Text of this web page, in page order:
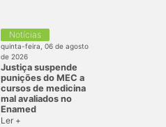
Notícias
quinta-feira, 06 de agosto
de 2026
Justiça suspende
punições do MEC a
cursos de medicina
mal avaliados no
Enamed
Ler +